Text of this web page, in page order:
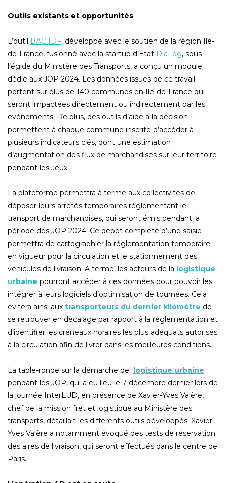
Outils existants et opportunités
L’outil BAC IDF, développé avec le soutien de la région Ile-
de-France, fusionné avec la startup d’Etat DiaLog, sous
l’égide du Ministère des Transports, a conçu un module
dédié aux JOP 2024. Les données issues de ce travail
portent sur plus de 140 communes en Ile-de-France qui
seront impactées directement ou indirectement par les
évènements. De plus, des outils d’aide à la décision
permettent à chaque commune inscrite d’accéder à
plusieurs indicateurs clés, dont une estimation
d’augmentation des flux de marchandises sur leur territoire
pendant les Jeux.
La plateforme permettra à terme aux collectivités de
déposer leurs arrêtés temporaires réglementant le
transport de marchandises, qui seront émis pendant la
période des JOP 2024. Ce dépôt complété d’une saisie
permettra de cartographier la réglementation temporaire
en vigueur pour la circulation et le stationnement des
véhicules de livraison. A terme, les acteurs de la logistique
urbaine pourront accéder à ces données pour pouvoir les
intégrer à leurs logiciels d’optimisation de tournées. Cela
évitera ainsi aux transporteurs du dernier kilomètre de
se retrouver en décalage par rapport à la réglementation et
d’identifier les créneaux horaires les plus adéquats autorisés
à la circulation afin de livrer dans les meilleures conditions.
La table-ronde sur la démarche de logistique urbaine
pendant les JOP, qui a eu lieu le 7 décembre dernier lors de
la journée InterLUD, en présence de Xavier-Yves Valère,
chef de la mission fret et logistique au Ministère des
transports, détaillait les différents outils développés. Xavier-
Yves Valère a notamment évoqué des tests de réservation
des aires de livraison, qui seront effectués dans le centre de
Paris.